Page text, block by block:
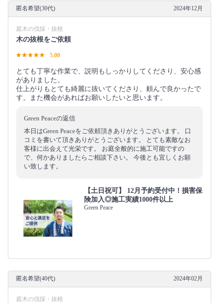
匿名希望(30代) 2024年12月
庭木の伐採・抜根
木の抜根をご依頼
5.00
とても丁寧な作業で、説明もしっかりしてくださり、安心感
がありました。
仕上がりもとても綺麗に抜いてくださり、頼んで良かったで
す。また機会があればお願いしたいと思います。
Green Peaceの返信
本日はGreen Peaceをご依頼頂きありがとうございます。 口
コミを書いて頂きありがとうございます。 とても素敵なお
客様に出会えて光栄です。 お庭全般的に施工可能ですの
で、何かありましたらご相談下さい。 今後とも宜しくお願
い致します。
【土日祝可】 12月予約受付中！損害保
険加入◎施工実績1000件以上
Green Peace
匿名希望(40代) 2024年02月
庭木の伐採・抜根